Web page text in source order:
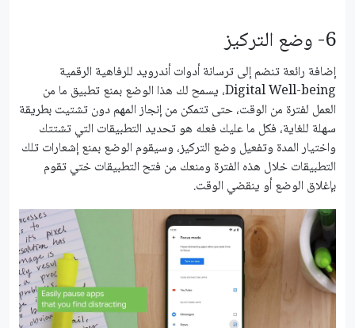
6- وضع التركيز
إضافة رائعة تنضم إلى ترسانة أدوات أندرويد للرفاهية الرقمية
Digital Well-being، يسمح لك هذا الوضع بمنع تطبيق ما من
العمل لفترة من الوقت، حتى تتمكن من إنجاز المهم دون تشتيت بطريقة
سهلة للغاية، فكل ما عليك فعله هو تحديد التطبيقات التي تشتتك
واختيار المدة وتفعيل وضع التركيز، وسيقوم الوضع بمنع إشعارات تلك
التطبيقات خلال هذه الفترة ومنعك من فتح التطبيقات ختي تقوم
بإغلاق الوضع أو ينقضي الوقت.